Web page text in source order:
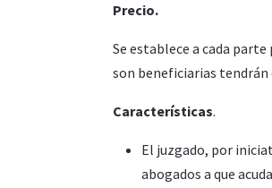
Precio.
Se establece a cada
son beneficiarias
Características.
El juzgado, por
abogados a que